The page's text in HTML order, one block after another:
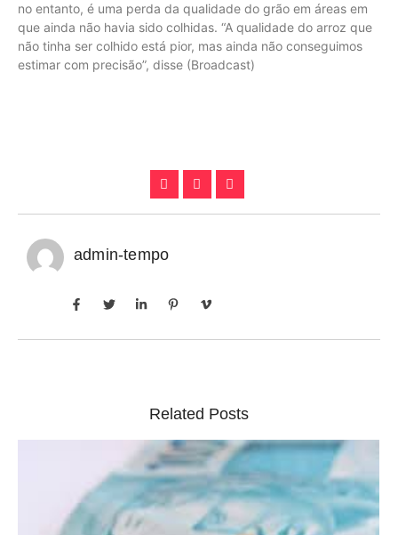
no entanto, é uma perda da qualidade do grão em áreas em
que ainda não havia sido colhidas. “A qualidade do arroz que
não tinha ser colhido está pior, mas ainda não conseguimos
estimar com precisão”, disse (Broadcast)
admin-tempo
Related Posts